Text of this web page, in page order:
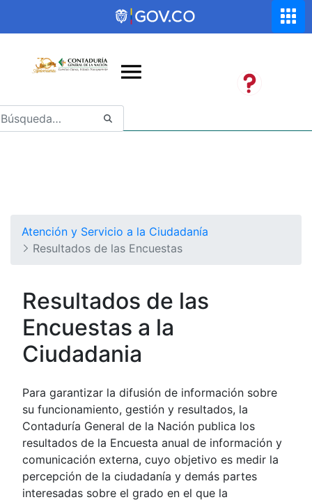
Saltar al contenido principal
Abrir menú de accesibilidad
Atención y Servicio a la Ciudadanía
Resultados de las Encuestas
Resultados de las
Encuestas a la
Ciudadania
Para garantizar la difusión de información sobre
su funcionamiento, gestión y resultados, la
Contaduría General de la Nación publica los
resultados de la Encuesta anual de información y
comunicación externa, cuyo objetivo es medir la
percepción de la ciudadanía y demás partes
interesadas sobre el grado en el que la